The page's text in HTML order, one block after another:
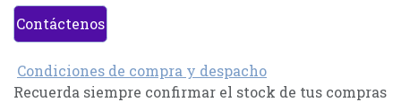
Contáctenos
Condiciones de compra y despacho
Recuerda siempre confirmar el stock de tus compras